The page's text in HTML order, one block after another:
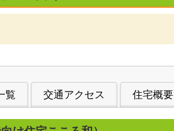
覧 交通アクセス 住宅概要